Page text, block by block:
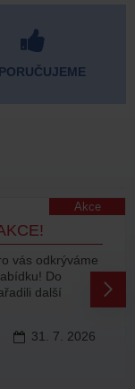
Akce
31. 7. 2026
vás odkrýváme
Do
další